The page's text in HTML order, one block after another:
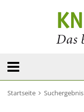
Startseite Suchergebnis